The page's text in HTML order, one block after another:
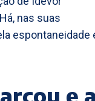
nas suas
espontaneidade
e